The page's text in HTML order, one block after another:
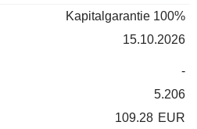
Kapitalgarantie 100%
15.10.2026
-
5.206
109.28 EUR